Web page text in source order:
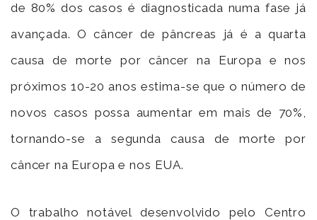
de 80% dos casos é diagnosticada numa fase já
avançada. O câncer de pâncreas já é a quarta
causa de morte por câncer na Europa e nos
próximos 10-20 anos estima-se que o número de
novos casos possa aumentar em mais de 70%,
tornando-se a segunda causa de morte por
câncer na Europa e nos EUA.
O trabalho notável desenvolvido pelo Centro